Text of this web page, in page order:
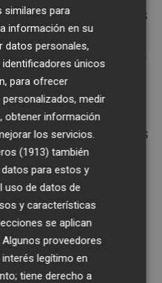
que “estas nuevas
productivo que
tecnológico, más
valor añadido,
la hoja de ruta del
reforzar la
oportunidades
certificadas
alto impacto.
desarrolla
ciberseguridad
de ataques reales
similares para
información en su
datos personales,
únicos
para ofrecer
medir
obtener información
los servicios.
(1913) también
para estos y
uso de datos de
y características
se aplican
proveedores
legítimo en
tiene derecho a